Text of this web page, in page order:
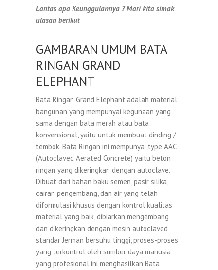
Lantas apa Keunggulannya ? Mari kita simak
ulasan berikut
GAMBARAN UMUM BATA
RINGAN GRAND
ELEPHANT
Bata Ringan Grand Elephant adalah material
bangunan yang mempunyai kegunaan yang
sama dengan bata merah atau bata
konvensional, yaitu untuk membuat dinding /
tembok. Bata Ringan ini mempunyai type AAC
(Autoclaved Aerated Concrete) yaitu beton
ringan yang dikeringkan dengan autoclave.
Dibuat dari bahan baku semen, pasir silika,
cairan pengembang, dan air yang telah
diformulasi khusus dengan kontrol kualitas
material yang baik, dibiarkan mengembang
dan dikeringkan dengan mesin autoclaved
standar Jerman bersuhu tinggi, proses-proses
yang terkontrol oleh sumber daya manusia
yang profesional ini menghasilkan Bata